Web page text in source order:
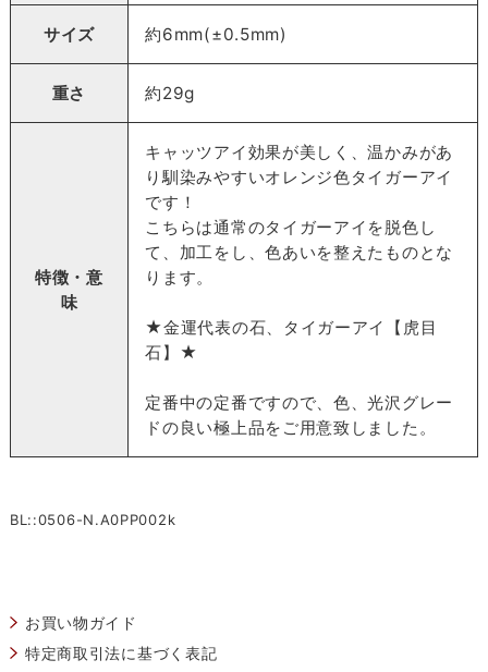
サイズ 約6mm(±0.5mm)
重さ 約29g
特徴・意
味
キャッツアイ効果が美しく、温かみがあ
り馴染みやすいオレンジ色タイガーアイ
です！
こちらは通常のタイガーアイを脱色し
て、加工をし、色あいを整えたものとな
ります。
★金運代表の石、タイガーアイ【虎目
石】★
定番中の定番ですので、色、光沢グレー
ドの良い極上品をご用意致しました。
BL::0506-N.A0PP002k
お買い物ガイド
特定商取引法に基づく表記